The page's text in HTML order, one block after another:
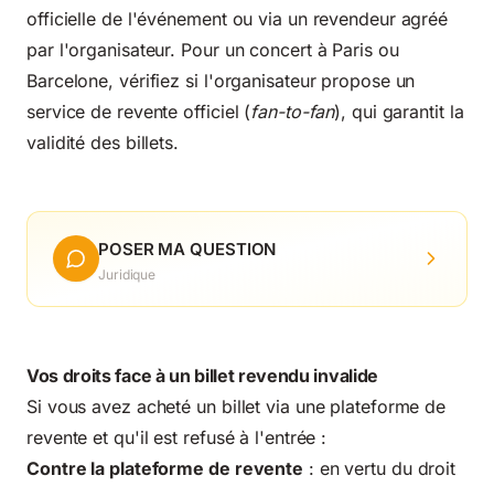
officielle de l'événement ou via un revendeur agréé
par l'organisateur. Pour un concert à Paris ou
Barcelone, vérifiez si l'organisateur propose un
service de revente officiel (fan-to-fan), qui garantit la
validité des billets.
POSER MA QUESTION
Juridique
Vos droits face à un billet revendu invalide
Si vous avez acheté un billet via une plateforme de
revente et qu'il est refusé à l'entrée :
Contre la plateforme de revente : en vertu du droit